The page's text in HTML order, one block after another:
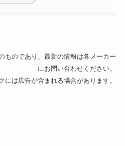
ものであり、最新の情報は各メーカー
にお問い合わせください。
には広告が含まれる場合があります。